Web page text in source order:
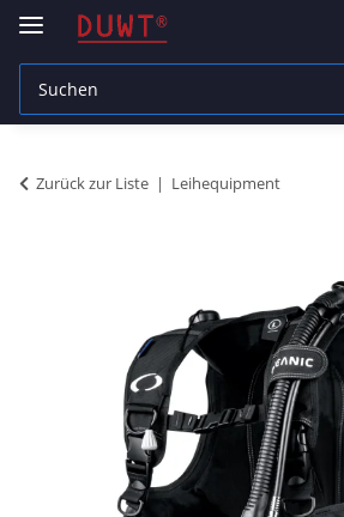
Zurück zur Liste Leihequipment